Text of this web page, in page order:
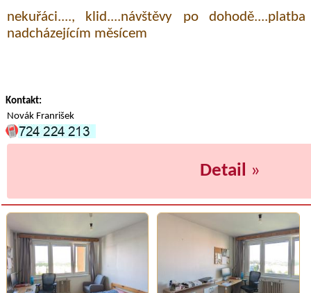
nekuřáci...., klid....návštěvy po
nadcházejícím měsícem
Kontakt:
Novák Franrišek
Detail »